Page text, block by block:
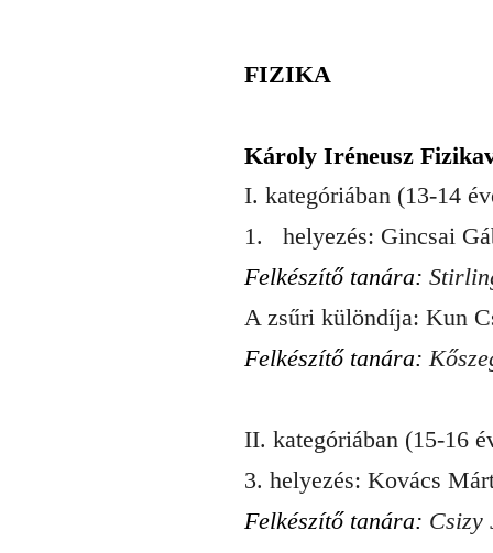
FIZIKA
Károly Iréneusz
I. kategóriában (13-14
1.
helyezés: Gincsai
Felkészítő tanára:
A zsűri különdíja: Kun
Felkészítő tanára:
II. kategóriában (15-16
3. helyezés: Kovács
Felkészítő tanára: Csizy